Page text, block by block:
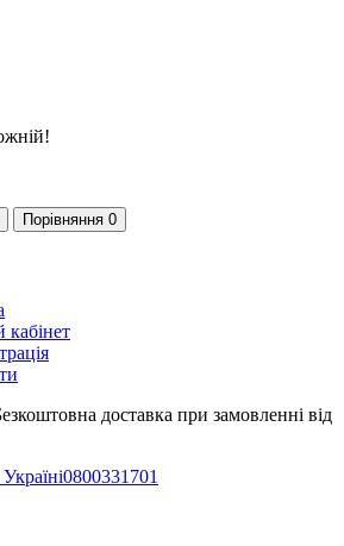
Порівняння 0
кабінет
доставка при замовленні від
0800331701